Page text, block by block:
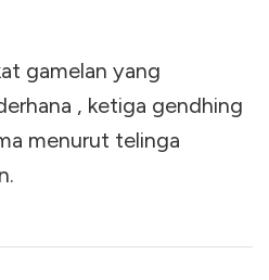
gamelan yang
, ketiga gendhing
menurut telinga